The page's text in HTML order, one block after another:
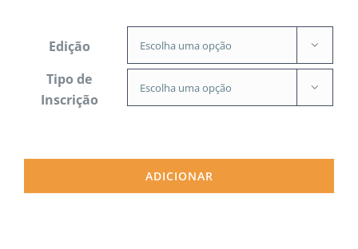
Edição 
Tipo de
Inscrição

ADICIONAR